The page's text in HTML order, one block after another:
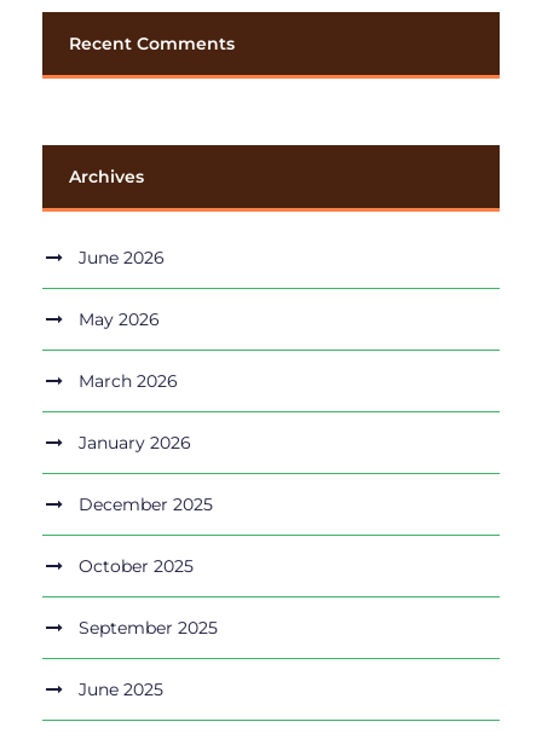
Recent Comments
Archives
June 2026
May 2026
March 2026
January 2026
December 2025
October 2025
September 2025
June 2025